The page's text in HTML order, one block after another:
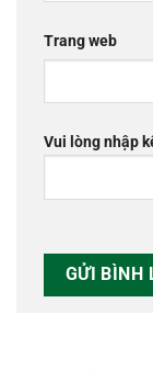
Trang web
Vui lòng nhập